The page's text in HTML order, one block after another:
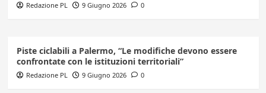
Redazione PL 9 Giugno 2026 0
Piste ciclabili a Palermo, “Le modifiche devono essere
confrontate con le istituzioni territoriali”
Redazione PL 9 Giugno 2026 0